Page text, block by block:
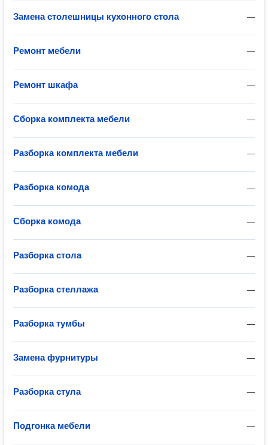
—
Замена столешницы кухонного стола
—
Ремонт мебели
—
Ремонт шкафа
—
Сборка комплекта мебели
—
Разборка комплекта мебели
—
Разборка комода
—
Сборка комода
—
Разборка стола
—
Разборка стеллажа
—
Разборка тумбы
—
Замена фурнитуры
—
Разборка стула
—
Подгонка мебели